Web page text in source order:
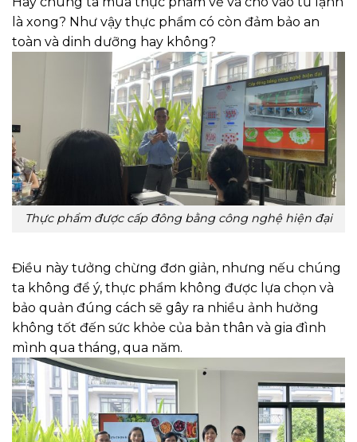
là xong? Như vậy thực phẩm có còn đảm bảo an
toàn và dinh dưỡng hay không?
Thực phẩm được cấp đông bằng công nghệ hiện đại
Điều này tưởng chừng đơn giản, nhưng nếu chúng
ta không để ý, thực phẩm không được lựa chọn và
bảo quản đúng cách sẽ gây ra nhiều ảnh hưởng
không tốt đến sức khỏe của bản thân và gia đình
mình qua tháng, qua năm.